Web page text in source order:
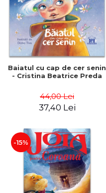
Baiatul cu cap de cer senin
- Cristina Beatrice Preda
44,00 Lei
37,40 Lei
-15%